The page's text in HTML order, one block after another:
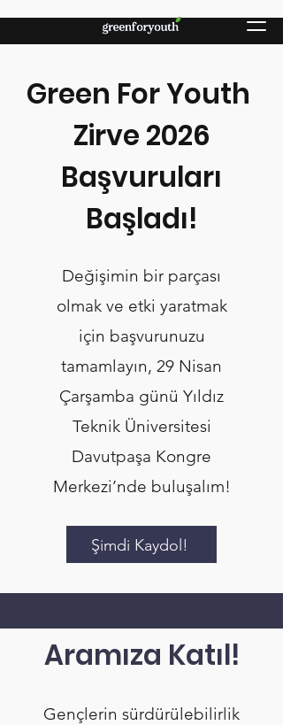
Green For Youth
Zirve 2026
Başvuruları
Başladı!
Değişimin bir parçası
olmak ve etki yaratmak
için başvurunuzu
tamamlayın, 29 Nisan
Çarşamba günü Yıldız
Teknik Üniversitesi
Davutpaşa Kongre
Merkezi’nde buluşalım!
Şimdi Kaydol!
Aramıza Katıl!
Gençlerin sürdürülebilirlik